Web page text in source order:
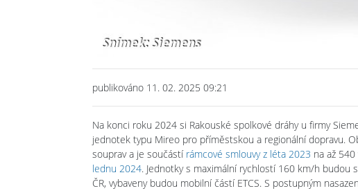
publikováno 11. 02. 2025 09:21
Na konci roku 2024 si Rakouské spolkové dráhy u firmy
jednotek typu Mireo pro příměstskou a regionální dopravu.
souprav a je součástí rámcové smlouvy z léta 2023 na až
lednu 2024. Jednotky s maximální rychlostí 160 km/h budou
ČR, vybaveny budou mobilní částí ETCS. S postupným